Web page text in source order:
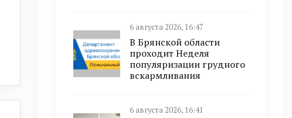
6 августа 2026, 16:47
В Брянской области
проходит Неделя
популяризации грудного
вскармливания
6 августа 2026, 16:41